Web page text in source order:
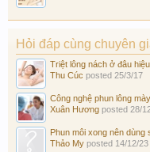
Hỏi đáp cùng chuyên
Triệt lông nách ở đâu
Thu Cúc posted 25/3/17
Công nghệ phun lông mày
Xuân Hương posted 28/
Phun môi xong nên dùng
Thảo My posted 14/12/23